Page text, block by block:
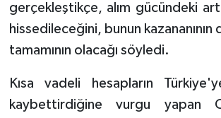
gerçekleştikçe, alım gücündeki
hissedileceğini, bunun kazananının
tamamının olacağı söyledi.
Kısa vadeli hesapların
kaybettirdiğine vurgu yapan